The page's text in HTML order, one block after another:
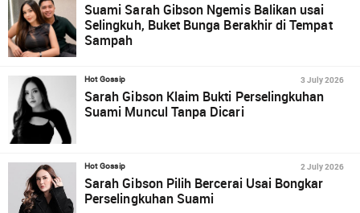
Suami Sarah Gibson Ngemis Balikan usai
Selingkuh, Buket Bunga Berakhir di Tempat
Sampah
Hot Gossip 3 July 2026
Sarah Gibson Klaim Bukti Perselingkuhan
Suami Muncul Tanpa Dicari
Hot Gossip 2 July 2026
Sarah Gibson Pilih Bercerai Usai Bongkar
Perselingkuhan Suami